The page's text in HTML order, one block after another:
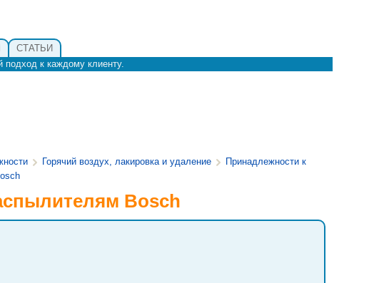
СТАТЬИ
к каждому клиенту.
Горячий воздух, лакировка и удаление
Принадлежности к
Bosch